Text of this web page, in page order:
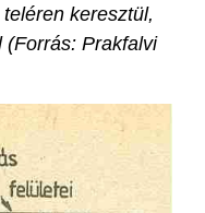
keresztül,
(Forrás: Prakfalvi